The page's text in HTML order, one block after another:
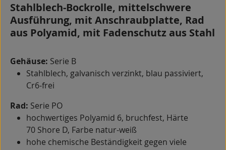
Stahlblech-Bockrolle, mittelschwere
Ausführung, mit Anschraubplatte, Rad
aus Polyamid, mit Fadenschutz aus Stahl
Gehäuse: Serie B
Stahlblech, galvanisch verzinkt, blau passiviert,
Cr6-frei
Rad: Serie PO
hochwertiges Polyamid 6, bruchfest, Härte
70 Shore D, Farbe natur-weiß
hohe chemische Beständigkeit gegen viele